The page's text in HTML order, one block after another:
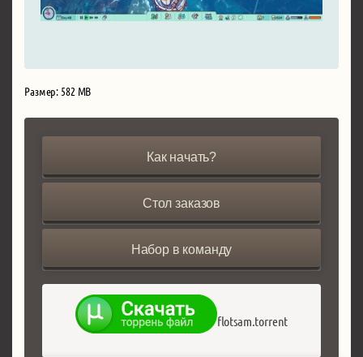
Размер: 582 MB
Как начать?
Стол заказов
Набор в команду
flotsam.torrent